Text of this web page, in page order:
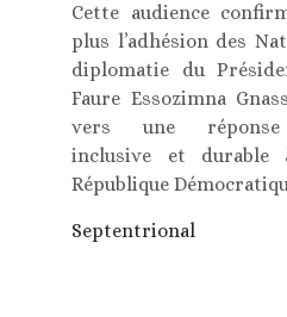
Cette audience
plus l’adhésion des
diplomatie du
Faure Essozimna
vers une réponse
inclusive et
République
Septentrional